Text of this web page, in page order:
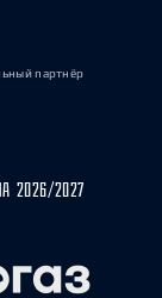
партнёр
2026/2027